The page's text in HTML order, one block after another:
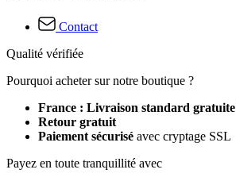
Contact
Qualité vérifiée
Pourquoi acheter sur notre boutique ?
France : Livraison standard gratuite
Retour gratuit
Paiement sécurisé avec cryptage SSL
Payez en toute tranquillité avec